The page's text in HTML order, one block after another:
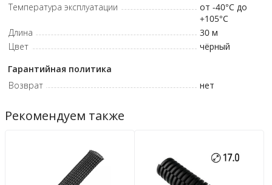
Температура эксплуатации
от -40°C до
+105°C
Длина
30 м
Цвет
чёрный
Гарантийная политика
Возврат
нет
Рекомендуем также